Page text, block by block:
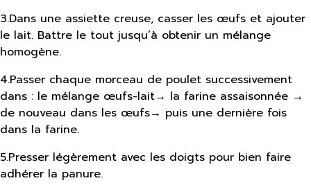
3.Dans une assiette creuse, casser les œufs et ajouter
le lait. Battre le tout jusqu’à obtenir un mélange
homogène.
4.Passer chaque morceau de poulet successivement
dans : le mélange œufs-lait→ la farine assaisonnée →
de nouveau dans les œufs→ puis une dernière fois
dans la farine.
5.Presser légèrement avec les doigts pour bien faire
adhérer la panure.